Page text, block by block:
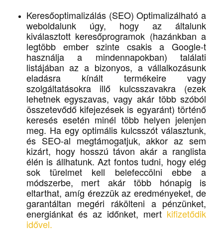
Keresőoptimalizálás (SEO) Optimalizálható a
weboldalunk úgy, hogy az általunk
kiválasztott keresőprogramok (hazánkban a
legtöbb ember szinte csakis a Google-t
használja a mindennapokban) találati
listájában az a bizonyos, a vállalkozásunk
eladásra kínált termékeire vagy
szolgáltatásokra illő kulcsszavakra (ezek
lehetnek egyszavas, vagy akár több szóból
összetevődő kifejezések is egyaránt) történő
keresés esetén minél több helyen jelenjen
meg. Ha egy optimális kulcsszót választunk,
és SEO-al megtámogatjuk, akkor az sem
kizárt, hogy hosszú távon akár a ranglista
élén is állhatunk. Azt fontos tudni, hogy elég
sok türelmet kell belefeccölni ebbe a
módszerbe, mert akár több hónapig is
eltarthat, amíg érezzük az eredményeket, de
garantáltan megéri rákölteni a pénzünket,
energiánkat és az időnket, mert kifizetődik
idővel.